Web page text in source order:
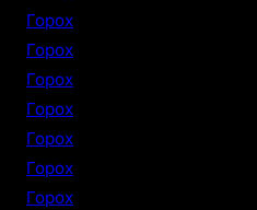
Горох
Горох
Горох
Горох
Горох
Горох
Горох